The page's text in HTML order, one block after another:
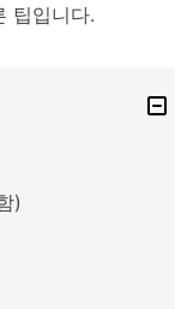
팁입니다.
)